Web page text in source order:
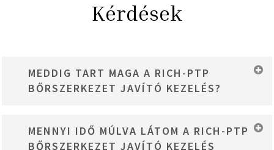
Kérdések
MEDDIG TART MAGA A RICH-PTP
BŐRSZERKEZET JAVÍTÓ KEZELÉS?
MENNYI IDŐ MÚLVA LÁTOM A RICH-PTP
BŐRSZERKEZET JAVÍTÓ KEZELÉS